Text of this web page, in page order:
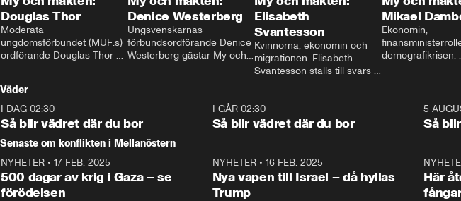
Douglas Thor
Moderata
ungdomsförbundet (MUF:s)
ordförande Douglas Thor
tonårsutvisningarna och hur
Moderaterna ska locka
väljare till valet i höst.
Denice Westerberg
Ungsvenskarnas
förbundsordförande Denice
Westerberg gästar My och
Elisabeth
Svantesson
Kvinnorna, ekonomin och
migrationen. Elisabeth
Svantesson ställs till svars
Mikael
Ekonomin,
demografikrisen.
och Makten.
Väder
I DAG 02:30
Så blir vädret där du bor
1:06
I GÅR 02:30
Så blir vädret där du bor
5
Så
Senaste om konflikten i Mellanöstern
NYHETER • 17 FEB. 2025
500 dagar av krig i Gaza – se
förödelsen
NYHETER• 16 FEB. 2025
Nya vapen till Israel – då hyllas
Trump
Här